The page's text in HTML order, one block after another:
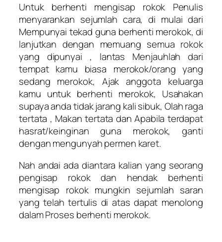
Untuk berhenti mengisap rokok Penulis
menyarankan sejumlah cara, di mulai dari
Mempunyai tekad guna berhenti merokok, di
lanjutkan dengan memuang semua rokok
yang dipunyai , lantas Menjauhlah dari
tempat kamu biasa merokok/orang yang
sedang merokok, Ajak anggota keluarga
kamu untuk berhenti merokok, Usahakan
supaya anda tidak jarang kali sibuk, Olah raga
tertata , Makan tertata dan Apabila terdapat
hasrat/keinginan guna merokok, ganti
dengan mengunyah permen karet.
Nah andai ada diantara kalian yang seorang
pengisap rokok dan hendak berhenti
mengisap rokok mungkin sejumlah saran
yang telah tertulis di atas dapat menolong
dalam Proses berhenti merokok.